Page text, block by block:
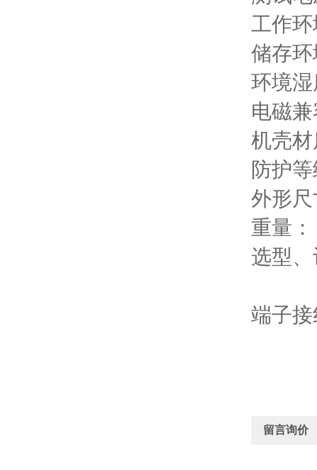
工作
储存
环境
电磁
机壳
防护
外形
重量
选型
端子
留言询价